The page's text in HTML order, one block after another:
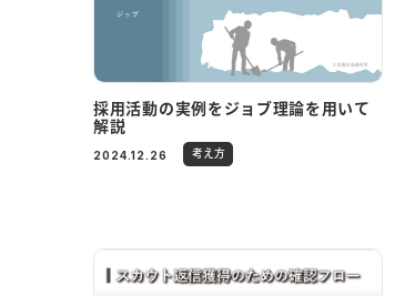
採用活動の実例をジョブ理論を用いて
解説
2024.12.26 考え方